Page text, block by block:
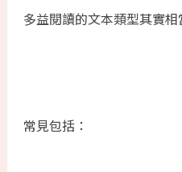
多益閱讀的文本類型其實相
常見包括：